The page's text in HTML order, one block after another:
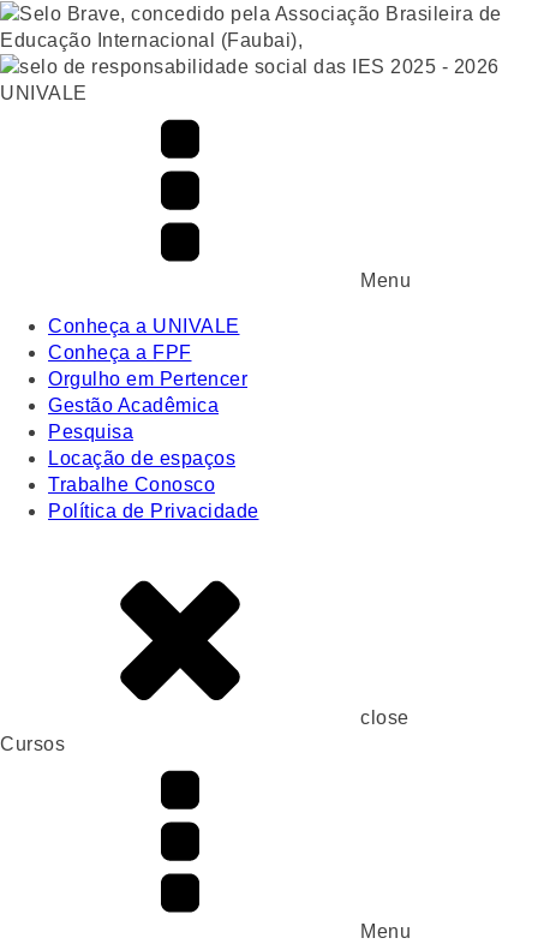
UNIVALE
Menu
Conheça a UNIVALE
Conheça a FPF
Orgulho em Pertencer
Gestão Acadêmica
Pesquisa
Locação de espaços
Trabalhe Conosco
Política de Privacidade
close
Cursos
Menu